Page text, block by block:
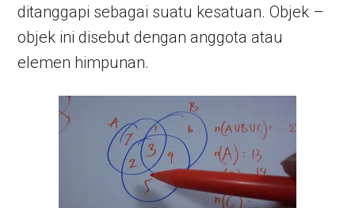
ditanggapi sebagai suatu kesatuan. Objek –
objek ini disebut dengan anggota atau
elemen himpunan.